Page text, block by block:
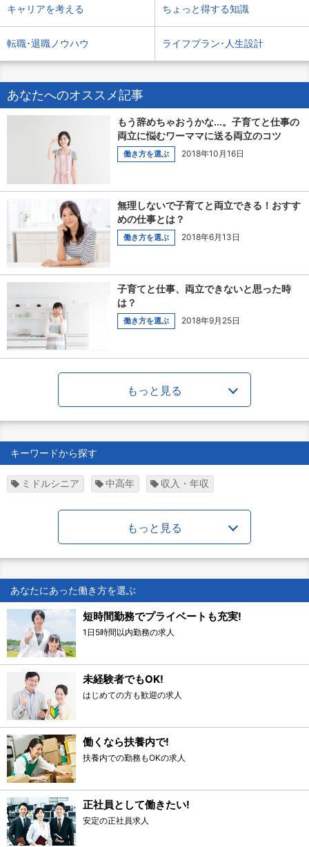
キャリアを考える ちょっと得する知識
転職･退職ノウハウ ライフプラン･人生設計
あなたへのオススメ記事
もう辞めちゃおうかな...。子育てと仕事の
両立に悩むワーママに送る両立のコツ
働き方を選ぶ 2018年10月16日
無理しないで子育てと両立できる！おすす
めの仕事とは？
働き方を選ぶ 2018年6月13日
子育てと仕事、両立できないと思った時
は？
働き方を選ぶ 2018年9月25日
もっと見る
キーワードから探す
ミドルシニア 中高年 収入・年収
もっと見る
あなたにあった働き方を選ぶ
短時間勤務でプライベートも充実!
1日5時間以内勤務の求人
未経験者でもOK!
はじめての方も歓迎の求人
働くなら扶養内で!
扶養内での勤務もOKの求人
正社員として働きたい!
安定の正社員求人